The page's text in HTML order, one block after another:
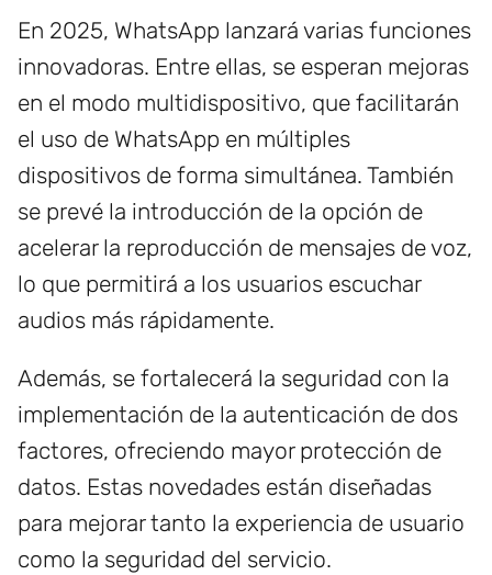
En 2025, WhatsApp lanzará varias funciones
innovadoras. Entre ellas, se esperan mejoras
en el modo multidispositivo, que facilitarán
el uso de WhatsApp en múltiples
dispositivos de forma simultánea. También
se prevé la introducción de la opción de
acelerar la reproducción de mensajes de voz,
lo que permitirá a los usuarios escuchar
audios más rápidamente.
Además, se fortalecerá la seguridad con la
implementación de la autenticación de dos
factores, ofreciendo mayor protección de
datos. Estas novedades están diseñadas
para mejorar tanto la experiencia de usuario
como la seguridad del servicio.